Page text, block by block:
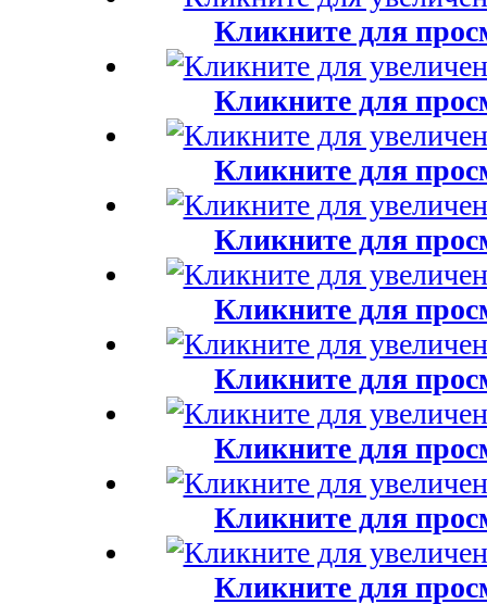
Кликните для
Кликните для
Кликните для
Кликните для
Кликните для
Кликните для
Кликните для
Кликните для
Кликните для